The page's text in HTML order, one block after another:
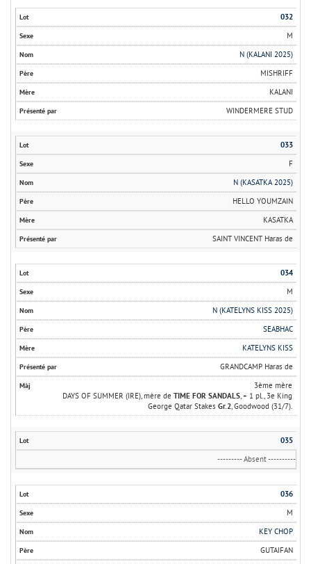
032
M
N (KALANI 2025)
MISHRIFF
KALANI
WINDERMERE STUD
033
F
N (KASATKA 2025)
HELLO YOUMZAIN
KASATKA
SAINT VINCENT Haras de
034
M
N (KATELYNS KISS 2025)
SEABHAC
KATELYNS KISS
GRANDCAMP Haras de
3ème mère
DAYS OF SUMMER (IRE), mère deTIME FOR SANDALS , + 1 pl., 3e King
George Qatar StakesGr.2 , Goodwood (31/7).
035
--------- Absent ----------
036
M
KEY CHOP
GUTAIFAN